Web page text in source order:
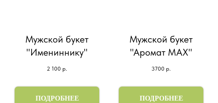
Мужской букет
"Имениннику"
2 100 р.
ПОДРОБНЕЕ
Мужской букет
"Аромат МАХ"
3700 р.
ПОДРОБНЕЕ